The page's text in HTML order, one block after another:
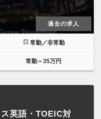
過去の求人
常勤／非常勤
常勤～35万円
英語・TOEIC対